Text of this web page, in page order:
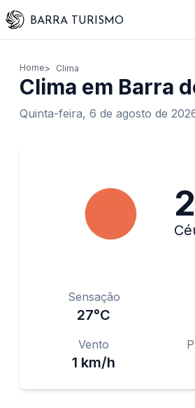
BARRA TURISMO
Home Clima
Clima em Barra
Quinta-feira, 6 de agosto de
Sensação
27°C
Vento
1 km/h